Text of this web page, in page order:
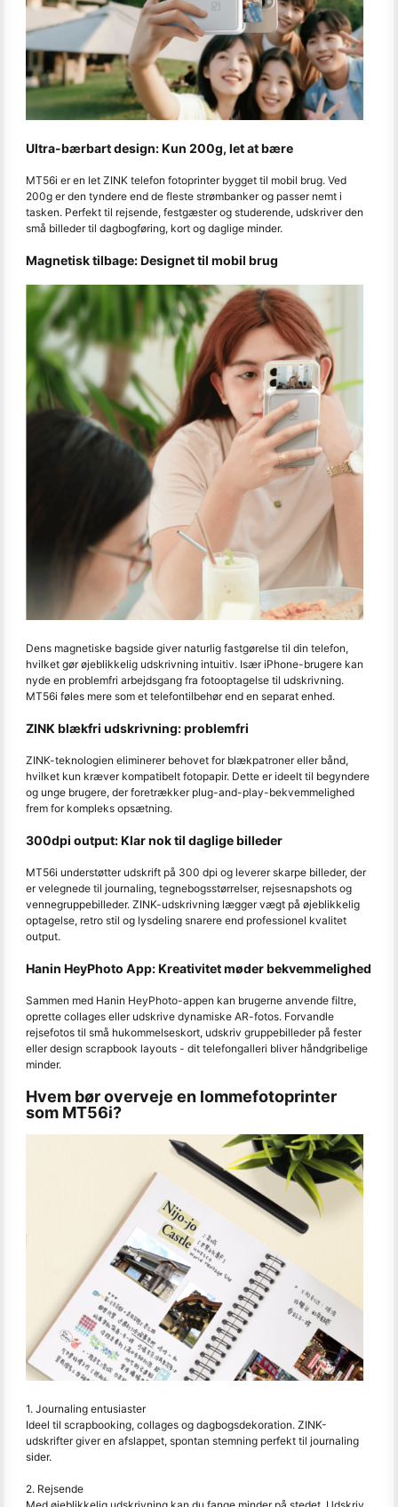
Ultra-bærbart design: Kun 200g, let at bære
MT56i er en let ZINK telefon fotoprinter bygget til mobil brug. Ved
200g er den tyndere end de fleste strømbanker og passer nemt i
tasken. Perfekt til rejsende, festgæster og studerende, udskriver den
små billeder til dagbogføring, kort og daglige minder.
Magnetisk tilbage: Designet til mobil brug
Dens magnetiske bagside giver naturlig fastgørelse til din telefon,
hvilket gør øjeblikkelig udskrivning intuitiv. Især iPhone-brugere kan
nyde en problemfri arbejdsgang fra fotooptagelse til udskrivning.
MT56i føles mere som et telefontilbehør end en separat enhed.
ZINK blækfri udskrivning: problemfri
ZINK-teknologien eliminerer behovet for blækpatroner eller bånd,
hvilket kun kræver kompatibelt fotopapir. Dette er ideelt til begyndere
og unge brugere, der foretrækker plug-and-play-bekvemmelighed
frem for kompleks opsætning.
300dpi output: Klar nok til daglige billeder
MT56i understøtter udskrift på 300 dpi og leverer skarpe billeder, der
er velegnede til journaling, tegnebogsstørrelser, rejsesnapshots og
vennegruppebilleder. ZINK-udskrivning lægger vægt på øjeblikkelig
optagelse, retro stil og lysdeling snarere end professionel kvalitet
output.
Hanin HeyPhoto App: Kreativitet møder bekvemmelighed
Sammen med Hanin HeyPhoto-appen kan brugerne anvende filtre,
oprette collages eller udskrive dynamiske AR-fotos. Forvandle
rejsefotos til små hukommelseskort, udskriv gruppebilleder på fester
eller design scrapbook layouts - dit telefongalleri bliver håndgribelige
minder.
Hvem bør overveje en lommefotoprinter
som MT56i?
1. Journaling entusiaster
Ideel til scrapbooking, collages og dagbogsdekoration. ZINK-
udskrifter giver en afslappet, spontan stemning perfekt til journaling
sider.
2. Rejsende